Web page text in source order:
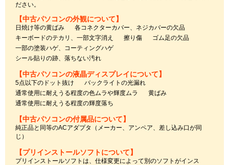
ださい。
【中古パソコンの外観について】
日焼け等の黄ばみ
各コネクターカバー、ネジカバーの欠品
キーボードのテカリ、一部文字消え
擦り傷
ゴム足の欠品
一部の塗装ハゲ、コーティングハゲ
シール貼りの跡、落ちない汚れ
【中古パソコンの液晶ディスプレイについて】
5点以下のドット抜け
バックライトの光漏れ
通常使用に耐えうる程度の色ムラや輝度ムラ
黄ばみ
通常使用に耐えうる程度の輝度落ち
【中古パソコンの付属品について】
純正品と同等のACアダプタ（メーカー、アンペア、差し込み口が同
じ）
【プリインストールソフトについて】
プリインストールソフトは、仕様変更によって別のソフトがインス